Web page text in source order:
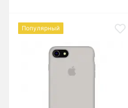
Популярный